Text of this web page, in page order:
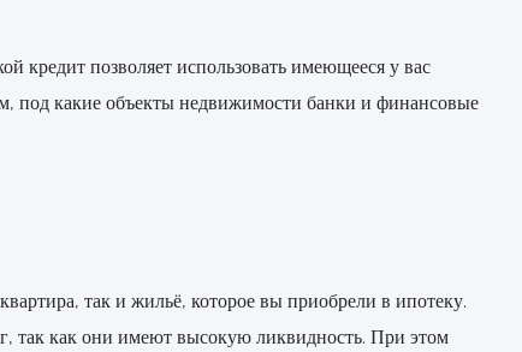
кредит позволяет использовать имеющееся у вас
под какие объекты недвижимости банки и финансовые
так и жильё, которое вы приобрели в ипотеку.
так как они имеют высокую ликвидность. При этом